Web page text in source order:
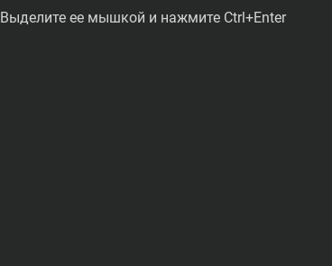
Выделите ее мышкой и нажмите Ctrl+Enter